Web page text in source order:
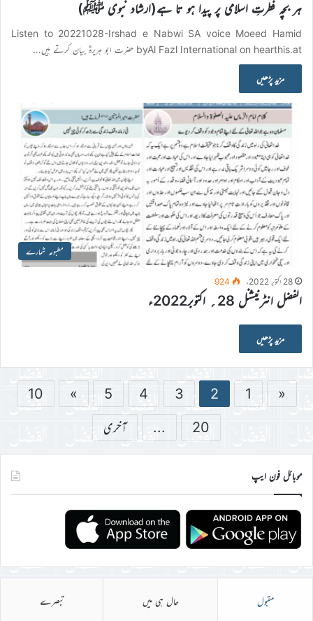
ہر بچہ فطرتِ اسلامی پر پیدا ہو تا ہے(ارشاد نبوی ﷺ)
Listen to 20221028-Irshad e Nabwi SA voice Moeed Hamid
byAl Fazl International on hearthis.at حضرت ابو ہریرہؓ بیان کرتے ہیں…
مزید پڑھیں
مطبوعہ شمارے
28 اکتوبر 2022ء 924
الفضل انٹرنيشنل 28؍ اکتوبر2022ء
مزید پڑھیں
«
1
2
3
4
5
»
10
20
... آخری
موبائل فون ایپ
مقبول حال ہی میں تبصرے